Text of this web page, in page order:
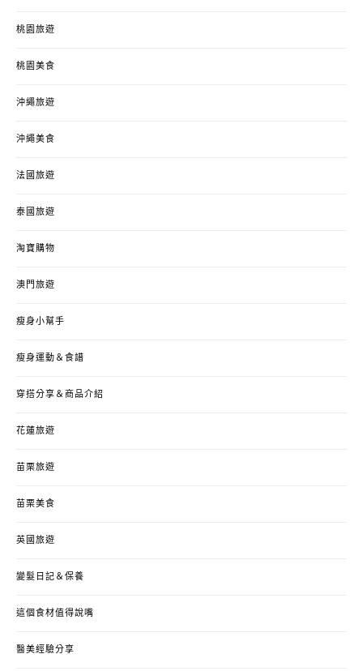
桃園旅遊
桃園美食
沖繩旅遊
沖繩美食
法國旅遊
泰國旅遊
淘寶購物
澳門旅遊
瘦身小幫手
瘦身運動＆食譜
穿搭分享＆商品介紹
花蓮旅遊
苗栗旅遊
苗栗美食
英國旅遊
變髮日記＆保養
這個食材值得說嘴
醫美經驗分享